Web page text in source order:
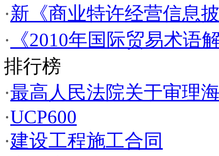
·新《商业特许经营信息
· 《2010年国际贸易术语
排行榜
·最高人民法院关于审理
·UCP600
·建设工程施工合同